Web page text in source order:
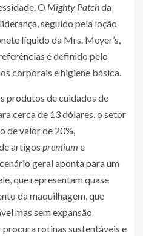
O Mighty Patchda
seguido pela loção
líquido da Mrs. Meyer’s,
é definido pelo
corporais e higiene básica.
produtos de cuidados de
cerca de 13 dólares, o setor
de valor de 20%,
artigos premium e
geral aponta para um
que representam quase
da maquilhagem, que
mas sem expansão
rotinas sustentáveis e